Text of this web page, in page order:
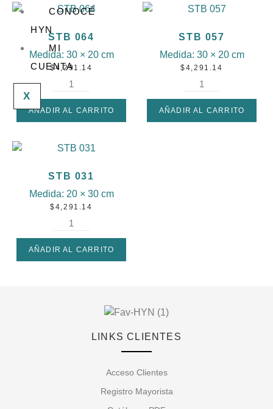
CONOCÉ
HYN
MI
CUENTA
X
STB 064
Medida: 30 × 20 cm
$4,291.14
AÑADIR AL CARRITO
STB 057
Medida: 30 × 20 cm
$4,291.14
AÑADIR AL CARRITO
STB 031
Medida: 20 × 30 cm
$4,291.14
AÑADIR AL CARRITO
LINKS CLIENTES
Acceso Clientes
Registro Mayorista